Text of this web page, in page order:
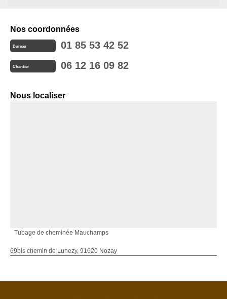
Nos coordonnées
Bureau 01 85 53 42 52
Chantier 06 12 16 09 82
Nous localiser
Tubage de cheminée Mauchamps
69bis chemin de Lunezy, 91620 Nozay